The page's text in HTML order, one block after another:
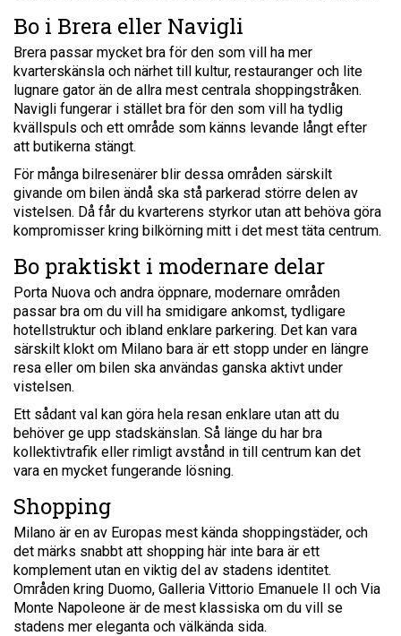
Bo i Brera eller Navigli
Brera passar mycket bra för den som vill ha mer
kvarterskänsla och närhet till kultur, restauranger och lite
lugnare gator än de allra mest centrala shoppingstråken.
Navigli fungerar i stället bra för den som vill ha tydlig
kvällspuls och ett område som känns levande långt efter
att butikerna stängt.
För många bilresenärer blir dessa områden särskilt
givande om bilen ändå ska stå parkerad större delen av
vistelsen. Då får du kvarterens styrkor utan att behöva göra
kompromisser kring bilkörning mitt i det mest täta centrum.
Bo praktiskt i modernare delar
Porta Nuova och andra öppnare, modernare områden
passar bra om du vill ha smidigare ankomst, tydligare
hotellstruktur och ibland enklare parkering. Det kan vara
särskilt klokt om Milano bara är ett stopp under en längre
resa eller om bilen ska användas ganska aktivt under
vistelsen.
Ett sådant val kan göra hela resan enklare utan att du
behöver ge upp stadskänslan. Så länge du har bra
kollektivtrafik eller rimligt avstånd in till centrum kan det
vara en mycket fungerande lösning.
Shopping
Milano är en av Europas mest kända shoppingstäder, och
det märks snabbt att shopping här inte bara är ett
komplement utan en viktig del av stadens identitet.
Områden kring Duomo, Galleria Vittorio Emanuele II och Via
Monte Napoleone är de mest klassiska om du vill se
stadens mer eleganta och välkända sida.